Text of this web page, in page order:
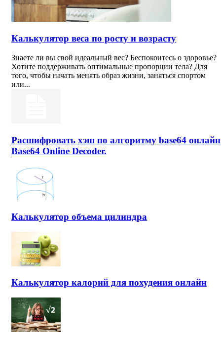
Калькулятор веса по росту и возрасту
Знаете ли вы свой идеальный вес? Беспокоитесь о здоровье?
Хотите поддерживать оптимальные пропорции тела? Для
того, чтобы начать менять образ жизни, заняться спортом
или...
Расшифровать хэш по алгоритму base64
Base64 Online Decoder.
Калькулятор объема цилиндра
Калькулятор калорий для похудения онлайн